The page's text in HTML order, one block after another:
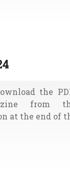
the
from
at the end of